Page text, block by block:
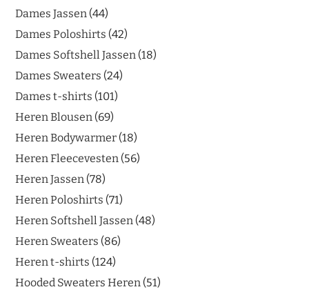
Dames Jassen 44
Dames Poloshirts 42
Dames Softshell Jassen 18
Dames Sweaters 24
Dames t-shirts 101
Heren Blousen 69
Heren Bodywarmer 18
Heren Fleecevesten 56
Heren Jassen 78
Heren Poloshirts 71
Heren Softshell Jassen 48
Heren Sweaters 86
Heren t-shirts 124
Hooded Sweaters Heren 51